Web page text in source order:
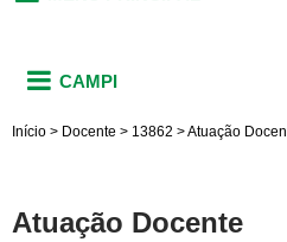
CAMPI
Início > Docente > 13862 >Atuação
Atuação Docente